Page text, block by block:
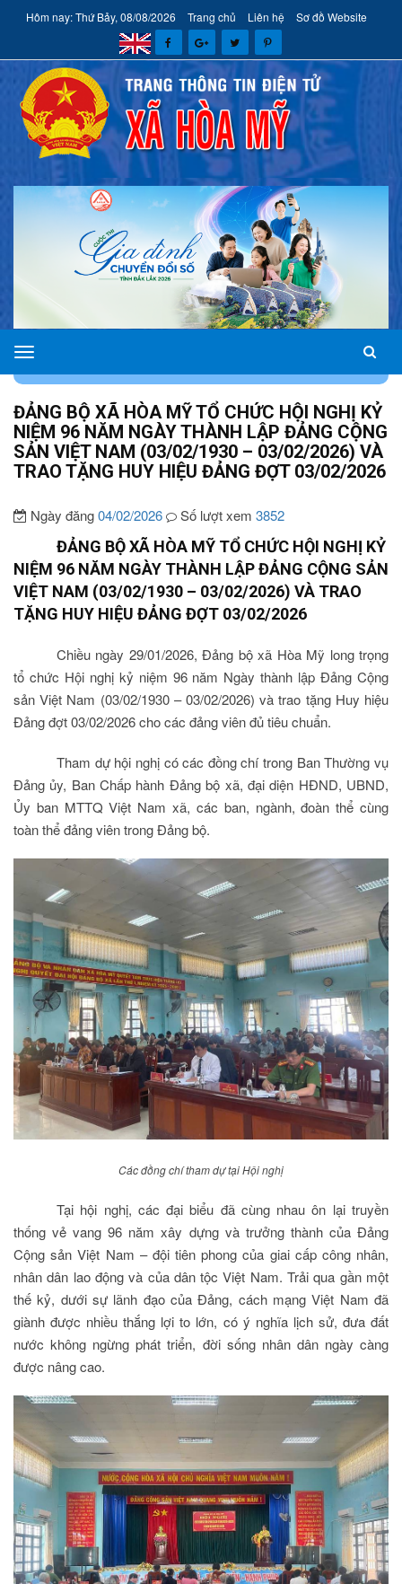
Hôm nay: Thứ Bảy, 08/08/2026 Trang chủ Liên hệ Sơ đồ Website
xã
Hòa
Mỹ
ĐẢNG BỘ XÃ HÒA MỸ TỔ CHỨC HỘI NGHỊ KỶ
NIỆM 96 NĂM NGÀY THÀNH LẬP ĐẢNG CỘNG
SẢN VIỆT NAM (03/02/1930 – 03/02/2026) VÀ
TRAO TẶNG HUY HIỆU ĐẢNG ĐỢT 03/02/2026
Ngày đăng04/02/2026 Số lượt xem 3852
ĐẢNG BỘ XÃ HÒA MỸ TỔ CHỨC HỘI NGHỊ KỶ
NIỆM 96 NĂM NGÀY THÀNH LẬP ĐẢNG CỘNG SẢN
VIỆT NAM (03/02/1930 – 03/02/2026) VÀ TRAO
TẶNG HUY HIỆU ĐẢNG ĐỢT 03/02/2026
Chiều ngày 29/01/2026, Đảng bộ xã Hòa Mỹ long trọng
tổ chức Hội nghị kỷ niệm 96 năm Ngày thành lập Đảng Cộng
sản Việt Nam (03/02/1930 – 03/02/2026) và trao tặng Huy hiệu
Đảng đợt 03/02/2026 cho các đảng viên đủ tiêu chuẩn.
Tham dự hội nghị có các đồng chí trong Ban Thường vụ
Đảng ủy, Ban Chấp hành Đảng bộ xã, đại diện HĐND, UBND,
Ủy ban MTTQ Việt Nam xã, các ban, ngành, đoàn thể cùng
toàn thể đảng viên trong Đảng bộ.
Các đồng chí tham dự tại Hội nghị
Tại hội nghị, các đại biểu đã cùng nhau ôn lại truyền
thống vẻ vang 96 năm xây dựng và trưởng thành của Đảng
Cộng sản Việt Nam – đội tiên phong của giai cấp công nhân,
nhân dân lao động và của dân tộc Việt Nam. Trải qua gần một
thế kỷ, dưới sự lãnh đạo của Đảng, cách mạng Việt Nam đã
giành được nhiều thắng lợi to lớn, có ý nghĩa lịch sử, đưa đất
nước không ngừng phát triển, đời sống nhân dân ngày càng
được nâng cao.